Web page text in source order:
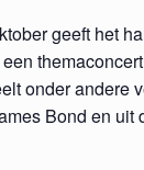
geeft het
onder andere
Bond en uit